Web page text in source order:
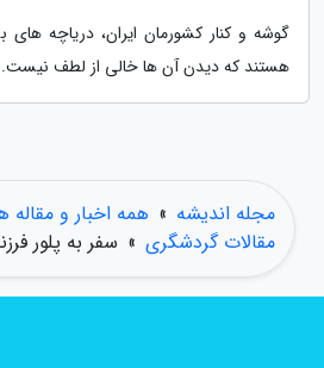
گوشه و کنار کشورمان ایران، دریاچه های
هستند که دیدن آن ها خالی از لطف نیست.
مجله اندیشه » همه اخبار و مقاله
مقالات گردشگری » سفر به پلور